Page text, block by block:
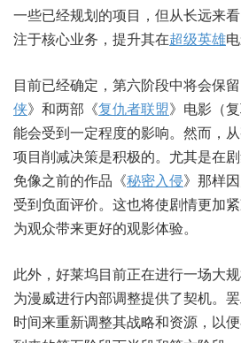
一些已经规划的项目，但从长远来
注于核心业务，提升其在超级英雄
目前已经确定，第六阶段中将会保
侠》和两部《复仇者联盟》电影（
能会受到一定程度的影响。然而，
项目削减决策是积极的。尤其是在
免像之前的作品《秘密入侵》那样
受到负面评价。这也将使剧情更加
为观众带来更好的观影体验。
此外，好莱坞目前正在进行一场大
为漫威进行内部调整提供了契机。
时间来重新调整其战略和资源，以